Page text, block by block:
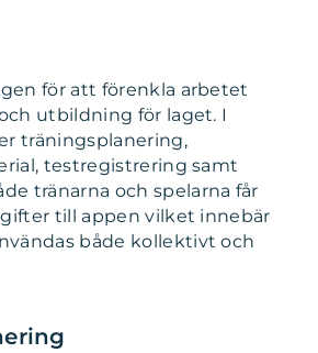
för att förenkla arbetet
utbildning för laget. I
träningsplanering,
testregistrering samt
tränarna och spelarna får
till appen vilket innebär
både kollektivt och